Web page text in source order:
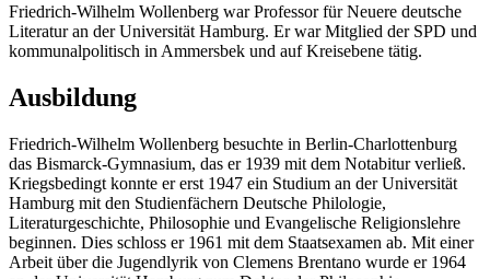
Friedrich-Wilhelm Wollenberg war Professor für Neuere deutsche
Literatur an der Universität Hamburg. Er war Mitglied der SPD und
kommunalpolitisch in Ammersbek und auf Kreisebene tätig.
Ausbildung
Friedrich-Wilhelm Wollenberg besuchte in Berlin-Charlottenburg
das Bismarck-Gymnasium, das er 1939 mit dem Notabitur verließ.
Kriegsbedingt konnte er erst 1947 ein Studium an der Universität
Hamburg mit den Studienfächern Deutsche Philologie,
Literaturgeschichte, Philosophie und Evangelische Religionslehre
beginnen. Dies schloss er 1961 mit dem Staatsexamen ab. Mit einer
Arbeit über die Jugendlyrik von Clemens Brentano wurde er 1964